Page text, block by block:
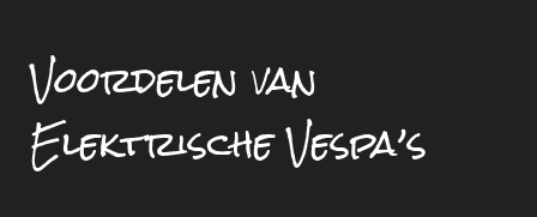
Voordelen van
Elektrische Vespa’s